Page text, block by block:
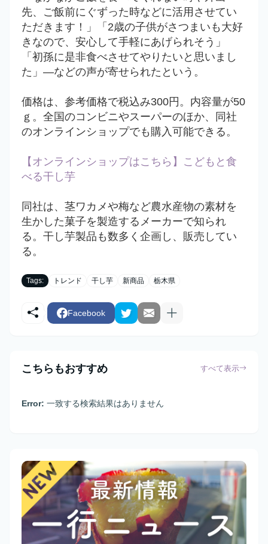
先、ご飯前にぐずった時などに活用させてい
ただきます！」「2歳の子供がさつまいも大好
きなので、安心して手軽にあげられそう」
「初孫に是非食べさせてやりたいと思いまし
た」―などの声が寄せられたという。
価格は、参考価格で税込み300円。内容量が50
ｇ。全国のコンビニやスーパーのほか、同社
のオンラインショップでも購入可能できる。
【オンラインショップはこちら】こどもと食
べる干し芋
同社は、茎ワカメや梅など農水産物の素材を
生かした菓子を製造するメーカーで知られ
る。干し芋製品も数多く企画し、販売してい
る。
Tags: トレンド 干し芋 新商品 栃木県
Facebook
こちらもおすすめ すべて表示
Error: 一致する検索結果はありません